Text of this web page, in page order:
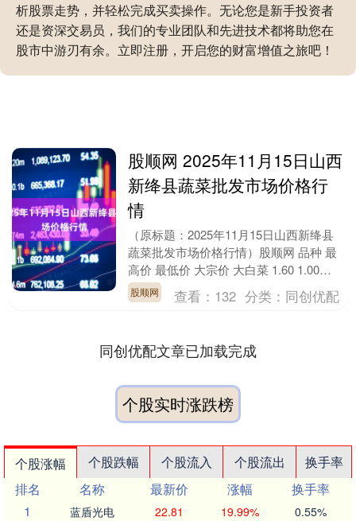
析股票走势，并轻松完成买卖操作。无论您是新手投资者
还是资深交易员，我们的专业团队和先进技术都将助您在
股市中游刃有余。立即注册，开启您的财富增值之旅吧！
股顺网 2025年11月15日山西
新绛县蔬菜批发市场价格行
情
（原标题：2025年11月15日山西新绛县
蔬菜批发市场价格行情）股顺网 品种 最
高价 最低价 大宗价 大白菜 1.60 1.00
1.30 油菜 4.00 2.....
股顺网 查看： 132 分类： 同创优配
同创优配文章已加载完成
个股实时涨跌榜
个股涨幅 个股跌幅 个股流入 个股流出
换手率
排名
名称 最新价 涨幅
换手率
1
蓝盾光电 22.81 19.99% 0.55%